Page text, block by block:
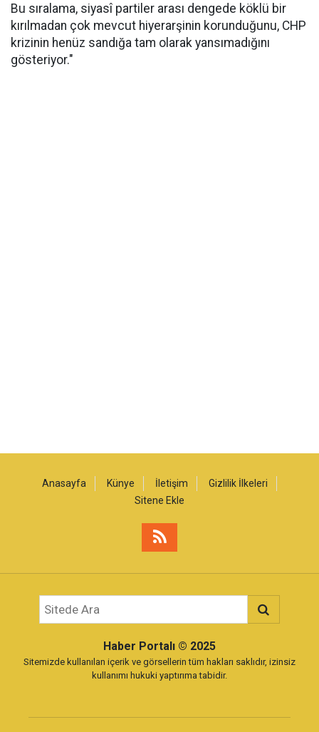
Bu sıralama, siyasî partiler arası dengede köklü bir
kırılmadan çok mevcut hiyerarşinin korunduğunu, CHP
krizinin henüz sandığa tam olarak yansımadığını
gösteriyor."
Anasayfa Künye İletişim
Gizlilik İlkeleri
Sitene Ekle
Haber Portalı © 2025
Sitemizde kullanılan içerik ve görsellerin tüm hakları saklıdır, izinsiz
kullanımı hukuki yaptırıma tabidir.